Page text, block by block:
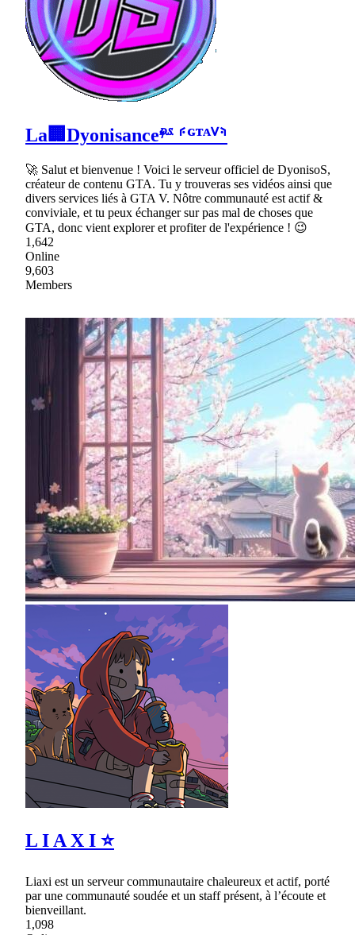
La🏢Dyonisance𝄾𝄉 ⸄ᴳᵀᴬⱽ⸅
🚀 Salut et bienvenue ! Voici le serveur officiel de DyonisoS,
créateur de contenu GTA. Tu y trouveras ses vidéos ainsi que
divers services liés à GTA V. Nôtre communauté est actif &
conviviale, et tu peux échanger sur pas mal de choses que
GTA, donc vient explorer et profiter de l'expérience ! 😉
1,642
Online
9,603
Members
L I A X I ⭐
Liaxi est un serveur communautaire chaleureux et actif, porté
par une communauté soudée et un staff présent, à l’écoute et
bienveillant.
1,098